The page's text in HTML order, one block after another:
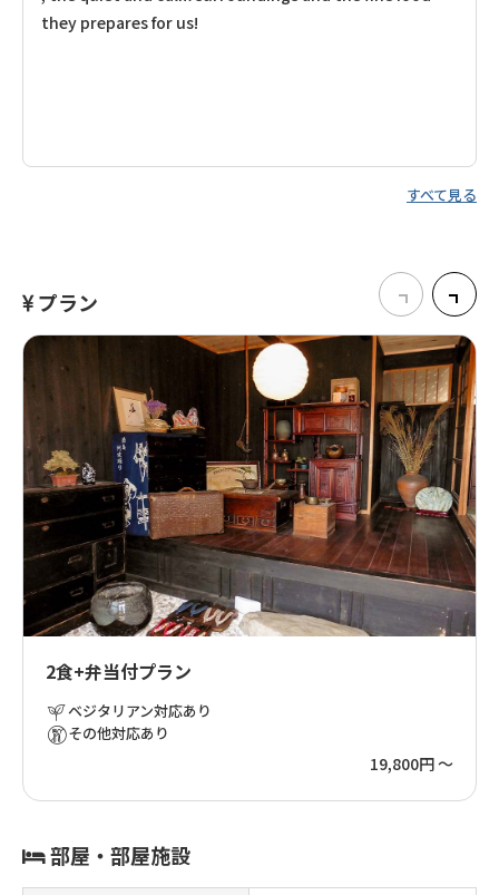
they prepares for us!
すべて見る
プラン
2食+弁当付プラン
ベジタリアン対応あり
その他対応あり
19,800円 ～
部屋・部屋施設